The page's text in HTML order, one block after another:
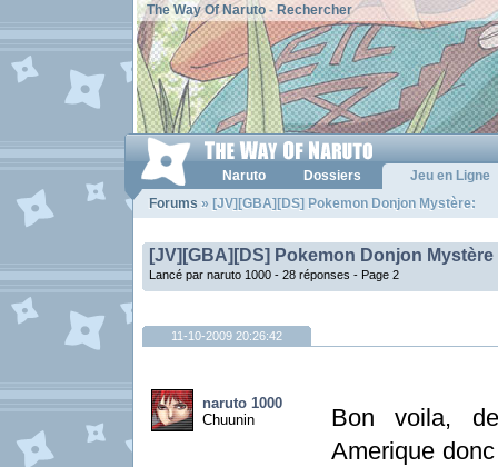
The Way Of Naruto- Rechercher
Naruto Dossiers
Jeu en Ligne
Forums » [JV][GBA][DS] Pokemon Donjon Mystère:
[JV][GBA][DS] Pokemon Donjon Mystère
Lancé par naruto 1000 - 28 réponses - Page 2
11-10-2009 20:26:42
naruto 1000
Chuunin
Bon voila,
Amerique